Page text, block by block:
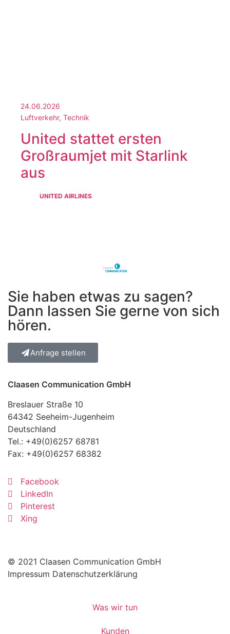
24.06.2026
Luftverkehr, Technik
United stattet ersten
Großraumjet mit Starlink
aus
UNITED AIRLINES
Sie haben etwas zu sagen?
Dann lassen Sie gerne von sich
hören.
Anfrage stellen
Claasen Communication GmbH
Breslauer Straße 10
64342 Seeheim-Jugenheim
Deutschland
Tel.: +49(0)6257 68781
Fax: +49(0)6257 68382
Facebook
LinkedIn
Pinterest
Xing
© 2021 Claasen Communication GmbH
Impressum Datenschutzerklärung
Was wir tun
Kunden